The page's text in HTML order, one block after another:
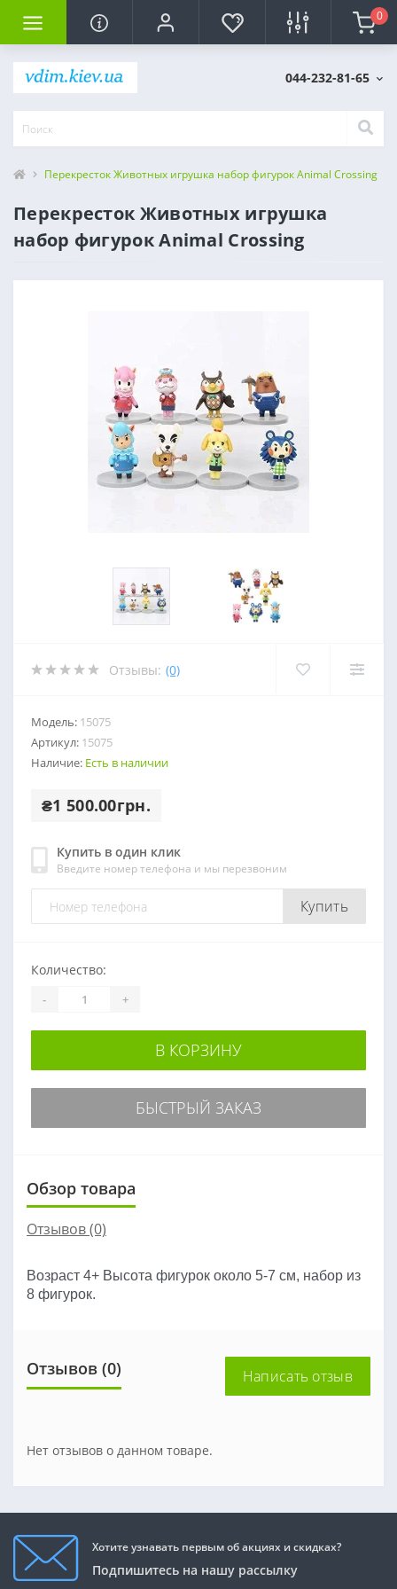
0
044-232-81-65
Перекресток Животных игрушка набор фигурок Animal Crossing
Перекресток Животных игрушка
набор фигурок Animal Crossing
Отзывы: (0)
Модель: 15075
Артикул: 15075
Наличие: Есть в наличии
₴1 500.00грн.
Купить в один клик
Введите номер телефона и мы перезвоним
Купить
Количество:
- +
В КОРЗИНУ
БЫСТРЫЙ ЗАКАЗ
Обзор товара
Отзывов (0)
Возраст 4+ Высота фигурок около 5-7 см, набор из
8 фигурок.
Отзывов (0) Написать отзыв
Нет отзывов о данном товаре.
Хотите узнавать первым об акциях и скидках?
Подпишитесь на нашу рассылку